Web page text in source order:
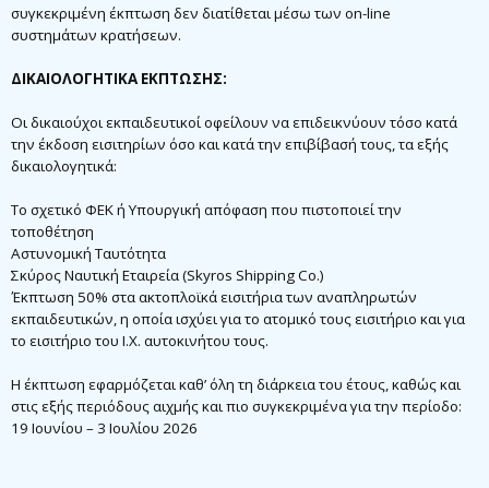
συγκεκριμένη έκπτωση δεν διατίθεται μέσω των on-line
συστημάτων κρατήσεων.
ΔΙΚΑΙΟΛΟΓΗΤΙΚΑ ΕΚΠΤΩΣΗΣ:
Οι δικαιούχοι εκπαιδευτικοί οφείλουν να επιδεικνύουν τόσο κατά
την έκδοση εισιτηρίων όσο και κατά την επιβίβασή τους, τα εξής
δικαιολογητικά:
Το σχετικό ΦΕΚ ή Υπουργική απόφαση που πιστοποιεί την
τοποθέτηση
Αστυνομική Ταυτότητα
Σκύρος Ναυτική Εταιρεία (Skyros Shipping Co.)
Έκπτωση 50% στα ακτοπλοϊκά εισιτήρια των αναπληρωτών
εκπαιδευτικών, η οποία ισχύει για το ατομικό τους εισιτήριο και για
το εισιτήριο του Ι.Χ. αυτοκινήτου τους.
Η έκπτωση εφαρμόζεται καθ’ όλη τη διάρκεια του έτους, καθώς και
στις εξής περιόδους αιχμής και πιο συγκεκριμένα για την περίοδο:
19 Ιουνίου – 3 Ιουλίου 2026